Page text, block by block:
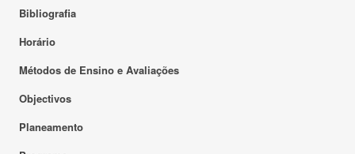
Bibliografia
Horário
Métodos de Ensino e Avaliações
Objectivos
Planeamento